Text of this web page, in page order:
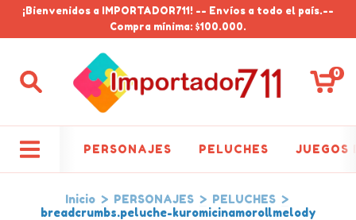
¡Bienvenidos a IMPORTADOR711! -- Envíos a todo el país.--
Compra mínima: $100.000.
0
PERSONAJES PELUCHES JUEGOS
Inicio > PERSONAJES > PELUCHES >
breadcrumbs.peluche-kuromicinamorollmelody